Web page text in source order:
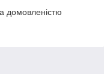
домовленістю